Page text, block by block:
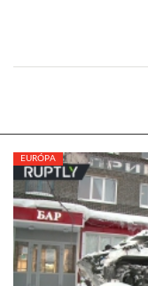
KÖZEL-KELET
AUSZTRÁLIA
EURÓPA